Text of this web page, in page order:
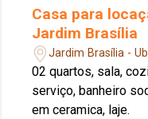
Casa para
Jardim Brasília
Jardim Brasília -
02 quartos, sala,
serviço, banheiro
em ceramica, laje.